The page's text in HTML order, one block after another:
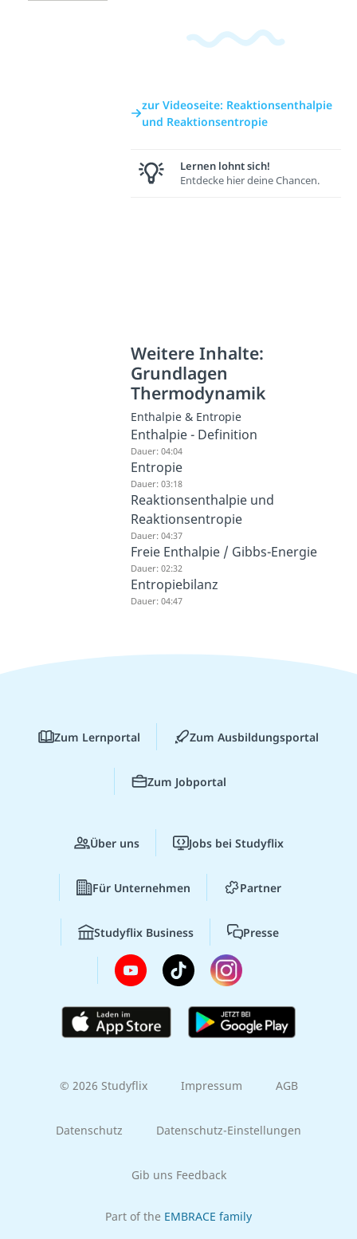
zur Videoseite: Reaktionsenthalpie
und Reaktionsentropie
Lernen lohnt sich!
Entdecke hier deine Chancen.
Weitere Inhalte:
Grundlagen
Thermodynamik
Enthalpie & Entropie
Enthalpie - Definition
Dauer: 04:04
Entropie
Dauer: 03:18
Reaktionsenthalpie und
Reaktionsentropie
Dauer: 04:37
Freie Enthalpie / Gibbs-Energie
Dauer: 02:32
Entropiebilanz
Dauer: 04:47
Zum Lernportal Zum Ausbildungsportal
Zum Jobportal
Über uns Jobs bei Studyflix
Für Unternehmen Partner
Studyflix Business Presse
© 2026 Studyflix Impressum AGB
Datenschutz Datenschutz-Einstellungen
Gib uns Feedback
Part of the EMBRACE family